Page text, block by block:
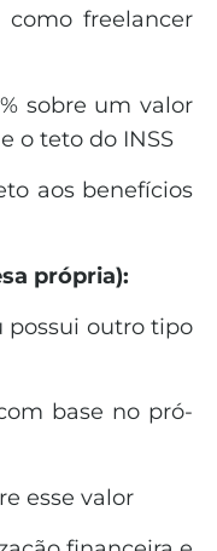
freelancer
sobre um valor
o teto do INSS
aos benefícios
própria):
possui outro tipo
base no pró-
esse valor